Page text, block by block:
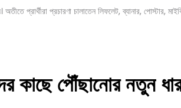
প্রার্থীরা প্রচারণা চালাতেন লিফলেট, ব্যানার,
কাছে পৌঁছানোরনতুন